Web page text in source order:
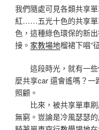
我們隨處可見各類共享
紅……五光十色的共享單
色，這種綠色環保的新
接。 家教場地榴裙下唱“
這段時光，就有一些
麼共享car 還會遙嗎？一
照顧。
比來，被共享單車刷
無窮。豈論是冷風瑟瑟